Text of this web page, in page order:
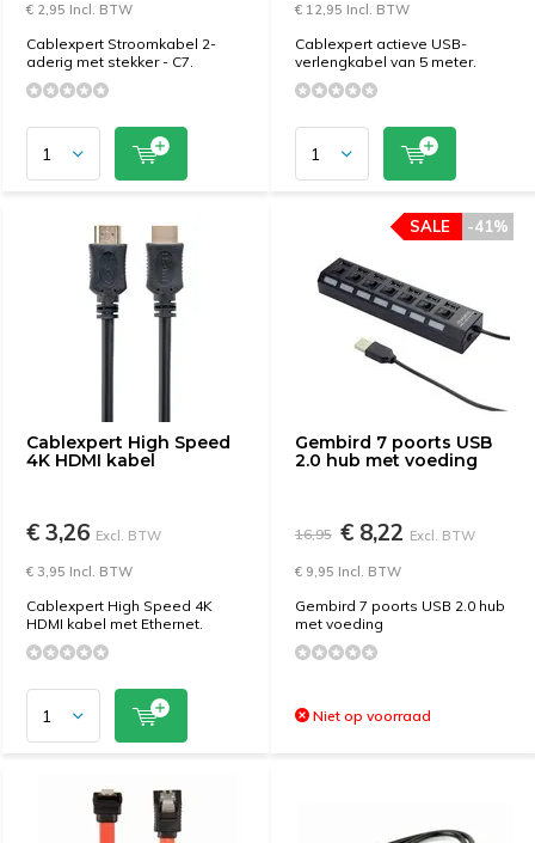
€ 2,95 Incl. BTW
Cablexpert Stroomkabel 2-
aderig met stekker - C7.
€ 12,95 Incl. BTW
Cablexpert actieve USB-
verlengkabel van 5 meter.
Cablexpert High Speed ​​
4K HDMI kabel
€ 3,26 Excl. BTW
€ 3,95 Incl. BTW
Cablexpert High Speed ​​4K
HDMI kabel met Ethernet.
Gembird 7 poorts USB
2.0 hub met voeding
-41%
SALE
16,95 € 8,22 Excl. BTW
€ 9,95 Incl. BTW
Gembird 7 poorts USB 2.0 hub
met voeding
Niet op voorraad